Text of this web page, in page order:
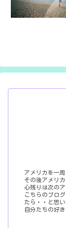
アメリカを一
その後アメリ
心残りは次の
こちらのブロ
たら・・と思い
自分たちの好